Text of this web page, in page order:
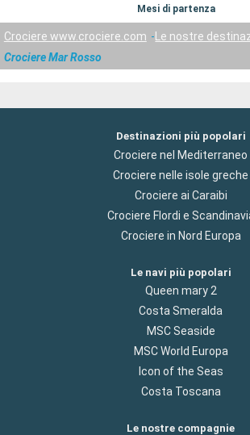
Mesi di partenza
Crociere www.crociere.com
Le nostre
Crociere Mar Rosso
Destinazioni più popolari
Crociere nel Mediterraneo
Crociere nelle isole greche
Crociere ai Caraibi
Crociere Flordi e
Crociere in Nord Europa
Le navi più popolari
Queen mary 2
Costa Smeralda
MSC Seaside
MSC World Europa
Icon of the Seas
Costa Toscana
Le nostre compagnie